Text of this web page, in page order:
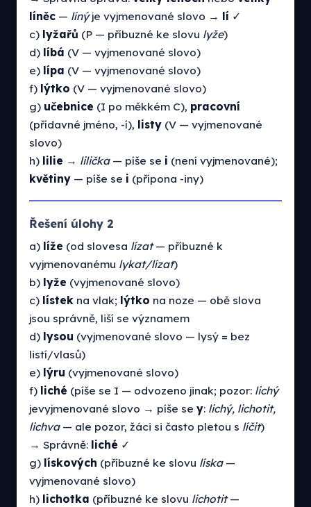
líněc — línýje vyjmenované slovo → lí ✓
c) lyžařů (P — příbuzné ke slovu lyže)
d) líbá (V — vyjmenované slovo)
e) lípa (V — vyjmenované slovo)
f) lýtko (V — vyjmenované slovo)
g) učebnice (I po měkkém C), pracovní
(přídavné jméno, -í), listy (V — vyjmenované
slovo)
h) lilie → lilička— píše se i (není vyjmenované);
květiny — píše se i (přípona -iny)
Řešení úlohy 2
a) líže (od slovesa lízat— příbuzné k
vyjmenovanému lykat/lízat)
b) lyže (vyjmenované slovo)
c) lístek na vlak; lýtko na noze — obě slova
jsou správně, liší se významem
d) lysou (vyjmenované slovo — lysý = bez
listí/vlasů)
e) lýru (vyjmenované slovo)
f) liché (píše se I — odvozeno jinak; pozor: lichý
jevyjmenované slovo → píše se y: lichý, lichotit,
lichva— ale pozor, žáci si často pletou s líčit)
→ Správně: liché ✓
g) lískových (příbuzné ke slovu líska—
vyjmenované slovo)
h) lichotka (příbuzné ke slovu lichotit—